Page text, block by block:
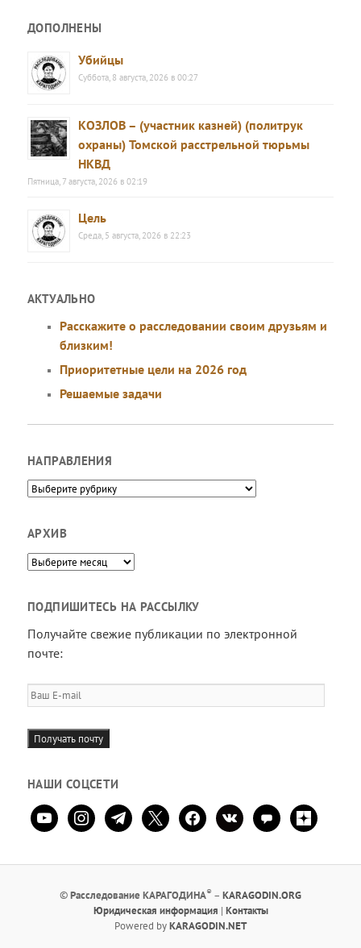
ДОПОЛНЕНЫ
Убийцы
Суббота, 8 августа, 2026 в 00:27
КОЗЛОВ – (участник казней) (политрук
охраны) Томской расстрельной тюрьмы
НКВД
Пятница, 7 августа, 2026 в 02:19
Цель
Среда, 5 августа, 2026 в 22:23
АКТУАЛЬНО
Расскажите о расследовании своим друзьям и
близким!
Приоритетные цели на 2026 год
Решаемые задачи
НАПРАВЛЕНИЯ
Направления
АРХИВ
Архив
ПОДПИШИТЕСЬ НА РАССЫЛКУ
Получайте свежие публикации по электронной
почте:
Ваш
E-
mail
Получать почту
НАШИ СОЦСЕТИ
youtubeinstagramtelegram
x facebookvkontaktecomment
zen-
yandex
©Расследование КАРАГОДИНА® – KARAGODIN.ORG
Юридическая информация | Контакты
Powered byKARAGODIN.NET